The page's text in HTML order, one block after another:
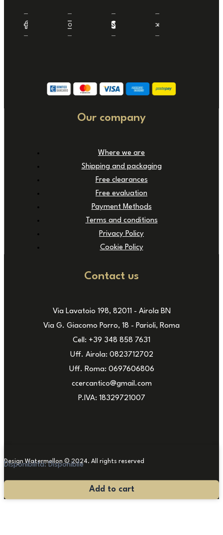
Our company
Where we are
Shipping and packaging
Free clearances
Free evaluation
Payment Methods
Terms and conditions
Privacy Policy
Cookie Policy
Contact us
Via Lavatoio 198, 82011 - Airola BN
Via G. Giacomo Porro, 18 - Parioli, Roma
Cell: +39 348 858 7631
Uff. Airola: 0823712702
Uff. Roma: 0697606806
ccercantico@gmail.com
P.IVA: 18329721007
Design Watermellon © 2024. All rights reserved
Disponibilità: Disponibile
Madonna
Add to cart